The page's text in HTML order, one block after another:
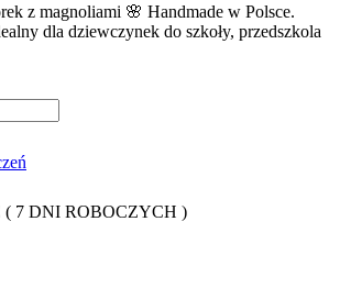
z magnoliami 🌸 Handmade w Polsce.
dla dziewczynek do szkoły, przedszkola
7 DNI ROBOCZYCH )